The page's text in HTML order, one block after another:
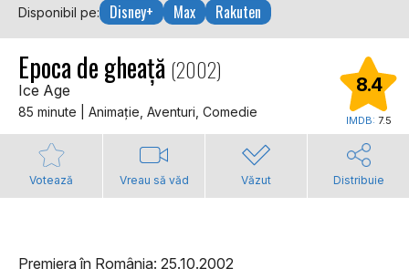
Disponibil pe: Disney+ Max Rakuten
Epoca de gheață (2002)
Ice Age
85 minute | Animaţie, Aventuri, Comedie
8.4
IMDB: 7.5
Votează Vreau să văd Văzut Distribuie
Premiera în România: 25.10.2002